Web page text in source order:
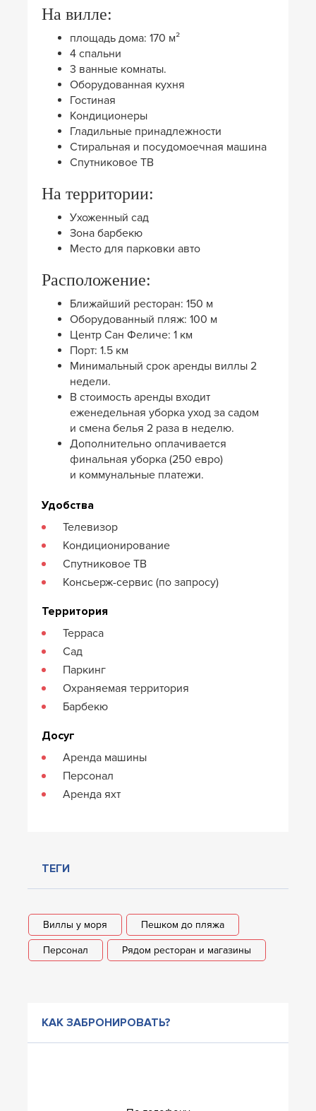
На вилле:
площадь дома: 170 м²
4 спальни
3 ванные комнаты.
Оборудованная кухня
Гостиная
Кондиционеры
Гладильные принадлежности
Стиральная и посудомоечная машина
Спутниковое ТВ
На территории:
Ухоженный сад
Зона барбекю
Место для парковки авто
Расположение:
Ближайший ресторан: 150 м
Оборудованный пляж: 100 м
Центр Сан Феличе: 1 км
Порт: 1.5 км
Минимальный срок аренды виллы 2
недели.
В стоимость аренды входит
еженедельная уборка уход за садом
и смена белья 2 раза в неделю.
Дополнительно оплачивается
финальная уборка (250 евро)
и коммунальные платежи.
Удобства
Телевизор
Кондиционирование
Спутниковое ТВ
Консьерж-сервис (по запросу)
Территория
Терраса
Сад
Паркинг
Охраняемая территория
Барбекю
Досуг
Аренда машины
Персонал
Аренда яхт
ТЕГИ
Виллы у моря Пешком до пляжа
Персонал Рядом ресторан и магазины
КАК ЗАБРОНИРОВАТЬ?